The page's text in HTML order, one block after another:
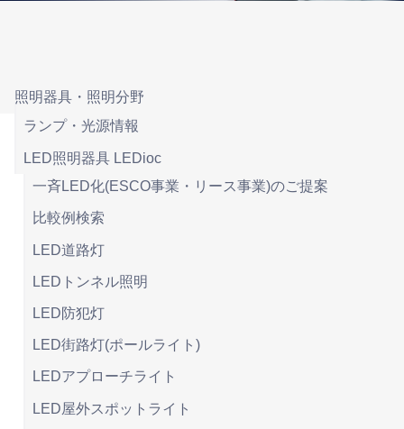
照明器具・照明分野
ランプ・光源情報
LED照明器具 LEDioc
一斉LED化(ESCO事業・リース事業)のご提案
比較例検索
LED道路灯
LEDトンネル照明
LED防犯灯
LED街路灯(ポールライト)
LEDアプローチライト
LED屋外スポットライト